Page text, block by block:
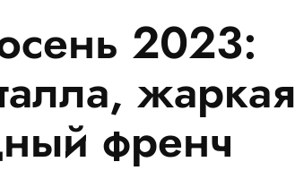
2023:
жаркая
френч